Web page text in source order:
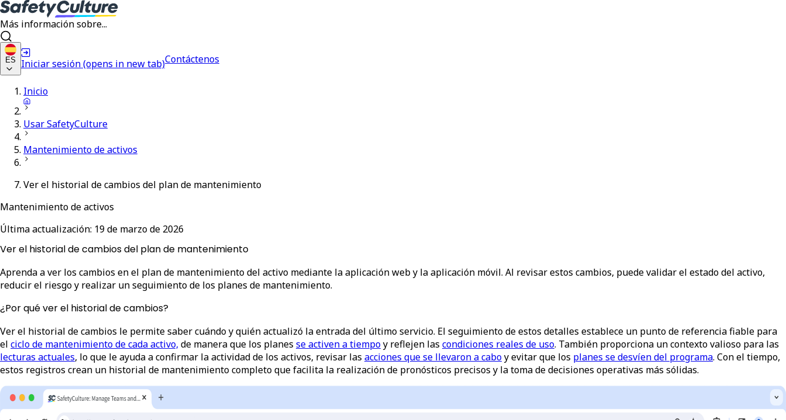
Más información sobre...
ES Iniciar sesión(opens in new tab)Contáctenos
Inicio
Usar SafetyCulture
Mantenimiento de activos
Ver el historial de cambios del plan de mantenimiento
Mantenimiento de activos
Última actualización: 19 de marzo de 2026
Ver el historial de cambios del plan de mantenimiento
Aprenda a ver los cambios en el plan de mantenimiento del activo mediante la aplicación web y la aplicación móvil. Al revisar estos cambios, puede validar el estado del activo,
reducir el riesgo y realizar un seguimiento de los planes de mantenimiento.
¿Por qué ver el historial de cambios?
Ver el historial de cambios le permite saber cuándo y quién actualizó la entrada del último servicio. El seguimiento de estos detalles establece un punto de referencia fiable para
el ciclo de mantenimiento de cada activo, de manera que los planes se activen a tiempoy reflejen las condiciones reales de uso. También proporciona un contexto valioso para las
lecturas actuales, lo que le ayuda a confirmar la actividad de los activos, revisar las acciones que se llevaron a caboy evitar que los planes se desvíen del programa. Con el tiempo,
estos registros crean un historial de mantenimiento completo que facilita la realización de pronósticos precisos y la toma de decisiones operativas más sólidas.